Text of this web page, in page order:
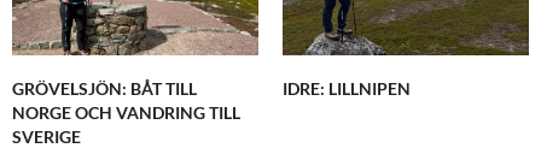
GRÖVELSJÖN: BÅT TILL
NORGE OCH VANDRING TILL
SVERIGE
IDRE: LILLNIPEN